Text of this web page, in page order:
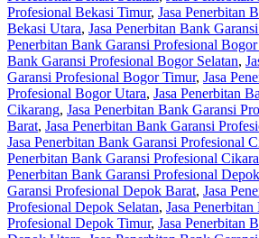
Profesional Bekasi Timur, Jasa Penerbitan
Bekasi Utara, Jasa Penerbitan Bank
Penerbitan Bank Garansi Profesional
Bank Garansi Profesional Bogor Selatan,
Garansi Profesional Bogor Timur, Jasa
Profesional Bogor Utara, Jasa Penerbitan
Cikarang, Jasa Penerbitan Bank Garansi
Barat, Jasa Penerbitan Bank Garansi
Jasa Penerbitan Bank Garansi Profesional
Penerbitan Bank Garansi Profesional
Penerbitan Bank Garansi Profesional Depok
Garansi Profesional Depok Barat, Jasa
Profesional Depok Selatan, Jasa
Profesional Depok Timur, Jasa Penerbitan